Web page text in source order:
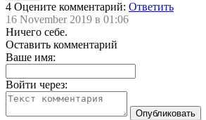
4 Оцените комментарий: Ответить
16 November 2019 в 01:06
Ничего себе.
Оставить комментарий
Ваше имя:
Войти через: